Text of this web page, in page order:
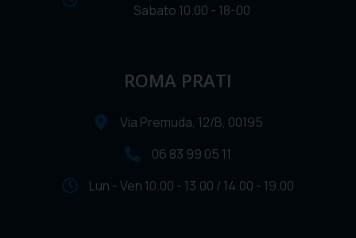
Sabato 10.00 - 18-00
ROMA PRATI
Via Premuda, 12/B, 00195
06 83 99 05 11
Lun - Ven 10.00 - 13.00 / 14.00 - 19.00